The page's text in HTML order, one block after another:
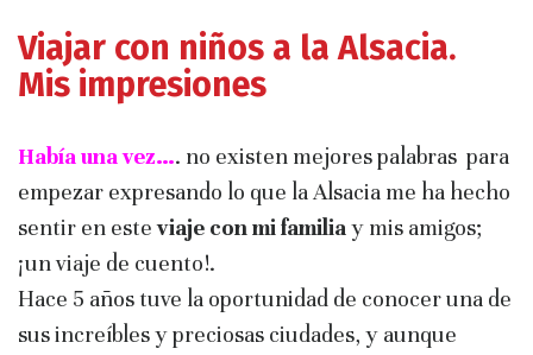
Viajar con niños a la Alsacia.
Mis impresiones
Había una vez…. no existen mejores palabras para
empezar expresando lo que la Alsacia me ha hecho
sentir en esteviaje con mi familiay mis amigos;
¡un viaje de cuento!.
Hace 5 años tuve la oportunidad de conocer una de
sus increíbles y preciosas ciudades, y aunque